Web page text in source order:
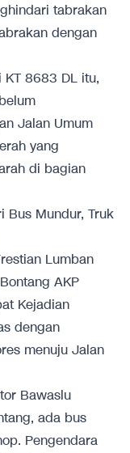
tabrakan
dengan
8683 DL itu,
Jalan Umum
yang
di bagian
Bus Mundur, Truk
Lumban
AKP
Kejadian
dengan
menuju Jalan
Bawaslu
ada bus
Pengendara